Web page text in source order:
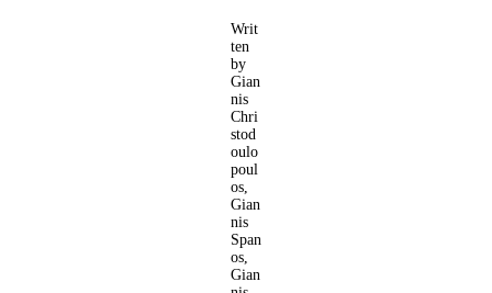
Writ
ten
by
Gian
nis
Chri
stod
oulo
poul
os,
Gian
nis
Span
os,
Gian